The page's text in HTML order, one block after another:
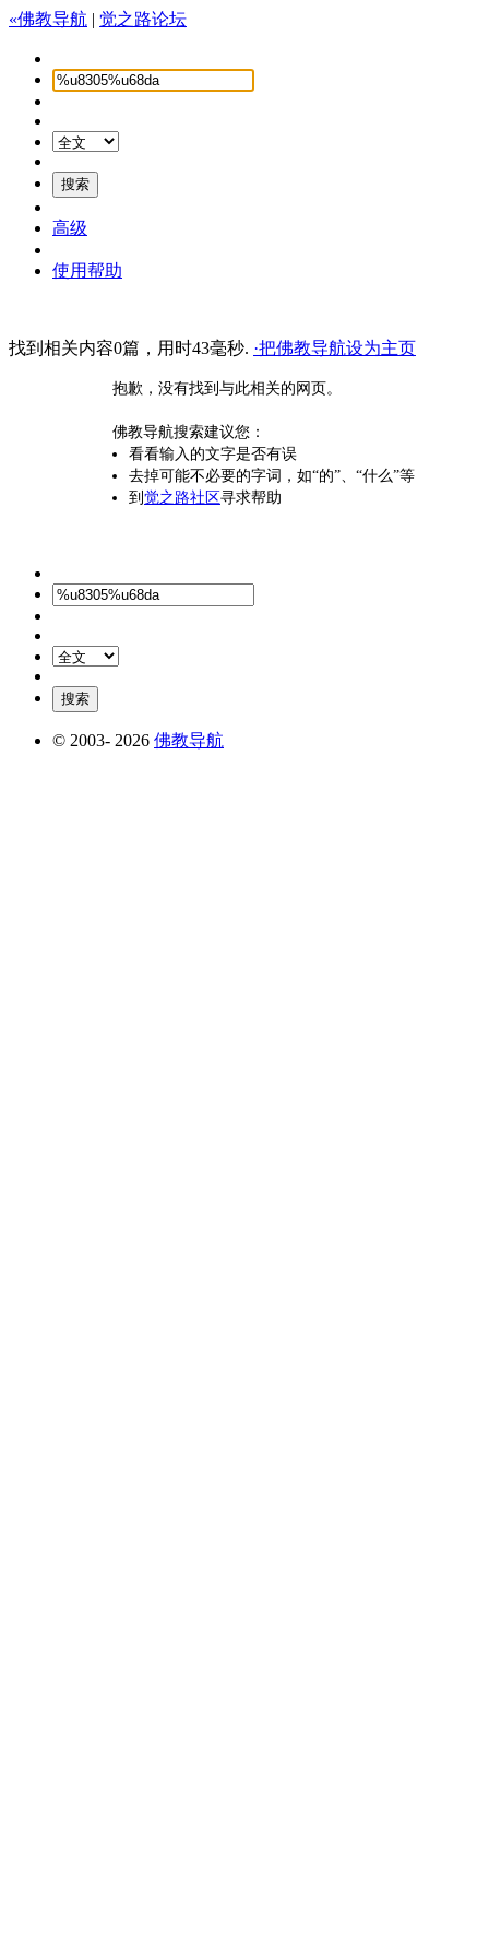
«佛教导航 | 觉之路论坛
高级
使用帮助
找到相关内容0篇，用时43毫秒. ·把佛教导航设为主页
抱歉，没有找到与此相关的网页。
佛教导航搜索建议您：
看看输入的文字是否有误
去掉可能不必要的字词，如“的”、“什么”等
到 觉之路社区寻求帮助
© 2003- 2026 佛教导航